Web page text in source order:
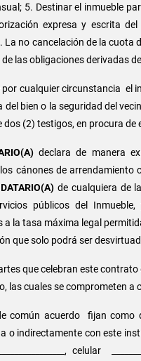
5. Destinar el inmueble
expresa y escrita del
no cancelación de la
las obligaciones derivadas
por cualquier circunstancia el
bien o la seguridad del
(2) testigos, en procura
declara de manera
cánones de arrendamiento
de cualquiera de
públicos del
a la tasa máxima legal
que solo podrá ser
que celebran este
las cuales se comprometen
común acuerdo fijan como
o indirectamente con este
celular